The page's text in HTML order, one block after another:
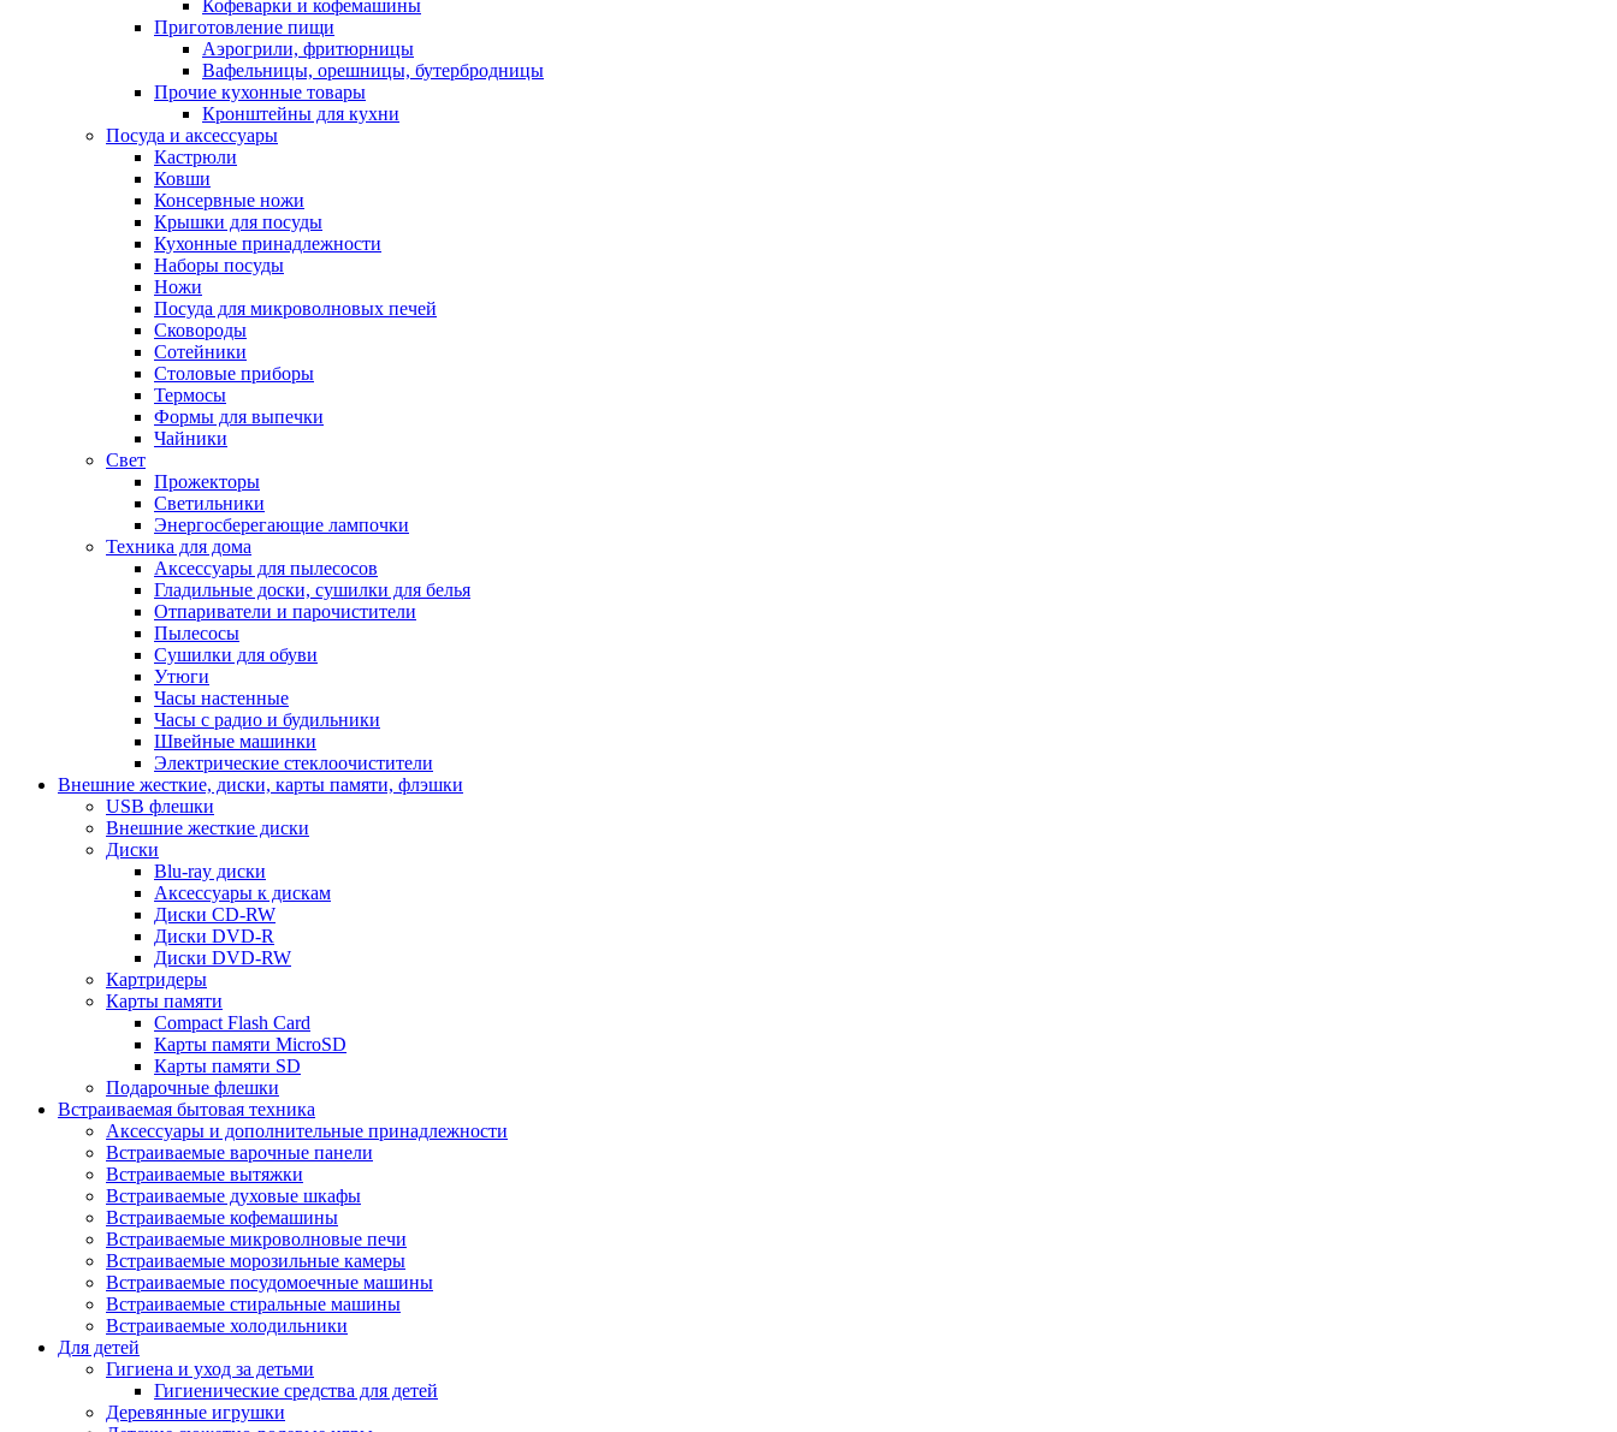
Кофеварки и кофемашины
Приготовление пищи
Аэрогрили, фритюрницы
Вафельницы, орешницы, бутербродницы
Прочие кухонные товары
Кронштейны для кухни
Посуда и аксессуары
Кастрюли
Ковши
Консервные ножи
Крышки для посуды
Кухонные принадлежности
Наборы посуды
Ножи
Посуда для микроволновых печей
Сковороды
Сотейники
Столовые приборы
Термосы
Формы для выпечки
Чайники
Свет
Прожекторы
Светильники
Энергосберегающие лампочки
Техника для дома
Аксессуары для пылесосов
Гладильные доски, сушилки для белья
Отпариватели и парочистители
Пылесосы
Сушилки для обуви
Утюги
Часы настенные
Часы с радио и будильники
Швейные машинки
Электрические стеклоочистители
Внешние жесткие, диски, карты памяти, флэшки
USB флешки
Внешние жесткие диски
Диски
Blu-ray диски
Аксессуары к дискам
Диски CD-RW
Диски DVD-R
Диски DVD-RW
Картридеры
Карты памяти
Compact Flash Card
Карты памяти MicroSD
Карты памяти SD
Подарочные флешки
Встраиваемая бытовая техника
Аксессуары и дополнительные принадлежности
Встраиваемые варочные панели
Встраиваемые вытяжки
Встраиваемые духовые шкафы
Встраиваемые кофемашины
Встраиваемые микроволновые печи
Встраиваемые морозильные камеры
Встраиваемые посудомоечные машины
Встраиваемые стиральные машины
Встраиваемые холодильники
Для детей
Гигиена и уход за детьми
Гигиенические средства для детей
Деревянные игрушки